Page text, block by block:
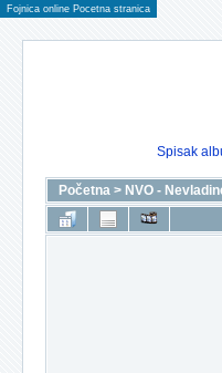
Fojnica online Pocetna stranica
Spisak
Početna > NVO -